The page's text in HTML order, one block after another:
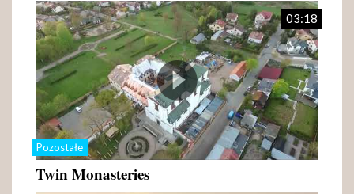
Pozostałe
03:18
Twin Monasteries